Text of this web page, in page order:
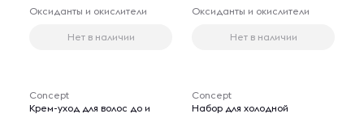
Оксиданты и окислители
Нет в наличии
Оксиданты и окислители
Нет в наличии
Concept
Крем-уход для волос до и
Concept
Набор для холодной